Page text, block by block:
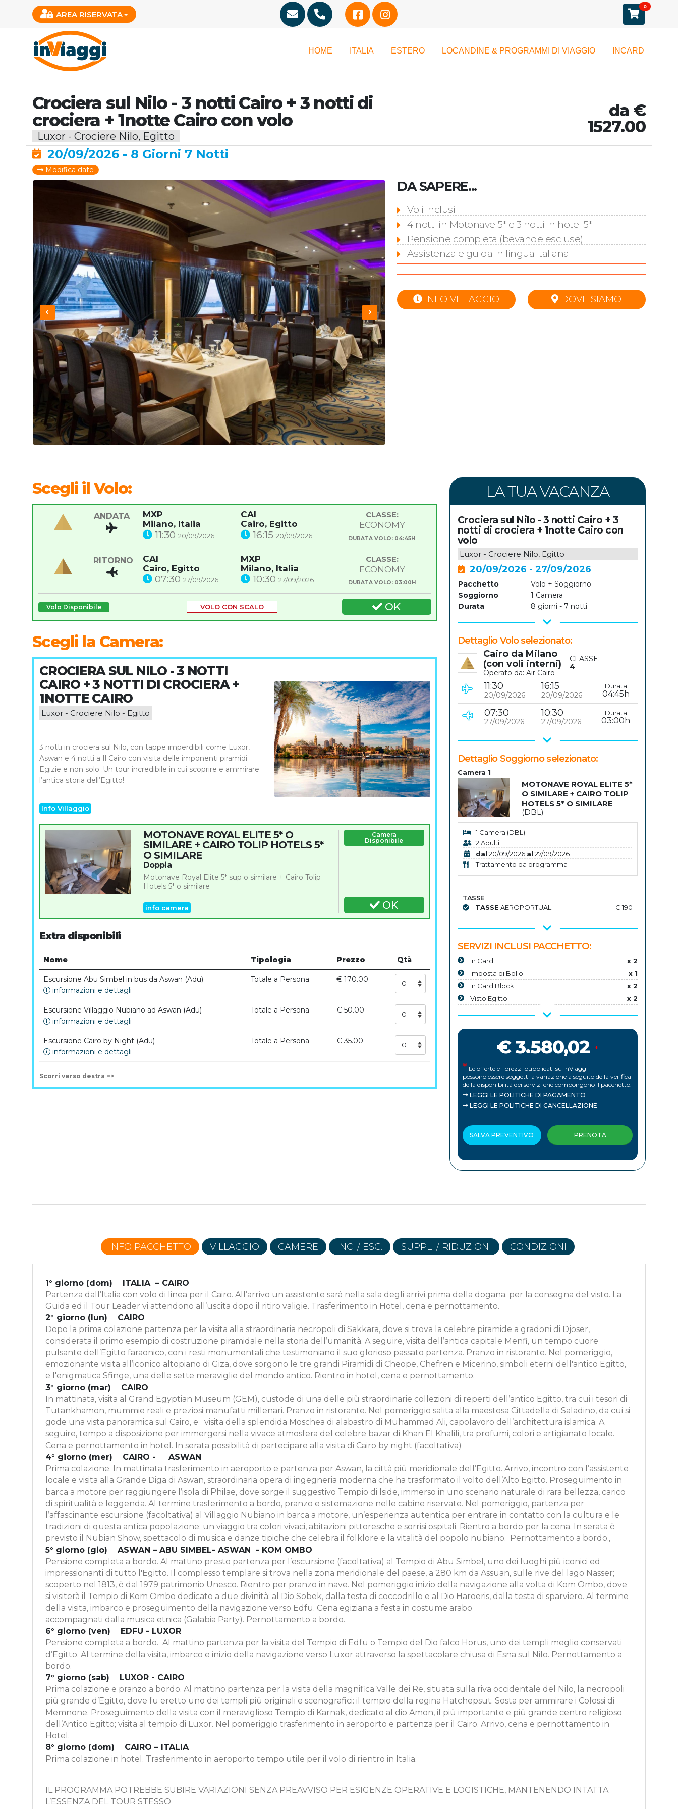
AREA RISERVATA
0
HOME ITALIA ESTERO LOCANDINE & PROGRAMMI DI VIAGGIO INCARD
Crociera sul Nilo - 3 notti Cairo + 3 notti di
crociera + 1notte Cairo con volo
Luxor - Crociere Nilo, Egitto
da €
1527.00
20/09/2026 - 8 Giorni 7 Notti
Modifica date
DA SAPERE...
Voli inclusi
4 notti in Motonave 5* e 3 notti in hotel 5*
Pensione completa (bevande escluse)
Assistenza e guida in lingua italiana
INFO VILLAGGIO DOVE SIAMO
Scegli il Volo:
ANDATA
MXP
Milano, Italia
11:30 20/09/2026
CAI
Cairo, Egitto
16:1520/09/2026
CLASSE:
ECONOMY
DURATA VOLO: 04:45H
RITORNO
CAI
Cairo, Egitto
07:30 27/09/2026
MXP
Milano, Italia
10:3027/09/2026
CLASSE:
ECONOMY
DURATA VOLO: 03:00H
Volo Disponibile VOLO CON SCALO OK
Scegli la Camera:
CROCIERA SUL NILO - 3 NOTTI
CAIRO + 3 NOTTI DI CROCIERA +
1NOTTE CAIRO
Luxor - Crociere Nilo - Egitto
3 notti in crociera sul Nilo, con tappe imperdibili come Luxor,
Aswan e 4 notti a Il Cairo con visita delle imponenti piramidi
Egizie e non solo .Un tour incredibile in cui scoprire e ammirare
l’antica storia dell’Egitto!
Info Villaggio
MOTONAVE ROYAL ELITE 5* O
SIMILARE + CAIRO TOLIP HOTELS 5*
O SIMILARE
Doppia
Motonave Royal Elite 5* sup o similare + Cairo Tolip
Hotels 5* o similare
info camera
Camera
Disponibile
OK
Extra disponibili
Nome Tipologia Prezzo Qtà
Escursione Abu Simbel in bus da Aswan (Adu)
informazioni e dettagli
Totale a Persona € 170.00
Escursione Villaggio Nubiano ad Aswan (Adu)
informazioni e dettagli
Totale a Persona € 50.00
Escursione Cairo by Night (Adu)
informazioni e dettagli
Totale a Persona € 35.00
Scorri verso destra =>
LA TUA VACANZA
Crociera sul Nilo - 3 notti Cairo + 3
notti di crociera + 1notte Cairo con
volo
Luxor - Crociere Nilo, Egitto
20/09/2026 - 27/09/2026
Pacchetto
Volo + Soggiorno
Soggiorno
1 Camera
Durata
8 giorni - 7 notti
Dettaglio Volo selezionato:
Cairo da Milano
(con voli interni)
Operato da: Air Cairo
CLASSE:
4
11:30
20/09/2026
16:15
20/09/2026
Durata
04:45h
07:30
27/09/2026
10:30
27/09/2026
Durata
03:00h
Dettaglio Soggiorno selezionato:
Camera 1
MOTONAVE ROYAL ELITE 5*
O SIMILARE + CAIRO TOLIP
HOTELS 5* O SIMILARE
(DBL)
1 Camera (DBL)
2 Adulti
dal 20/09/2026 al 27/09/2026
Trattamento da programma
TASSE
TASSE AEROPORTUALI € 190
SERVIZI INCLUSI PACCHETTO:
In Card
x 2
Imposta di Bollo
x 1
In Card Block
x 2
Visto Egitto
x 2
€ 3.580,02 *
* Le offerte e i prezzi pubblicati su InViaggi
possono essere soggetti a variazione a seguito della verifica
della disponibilità dei servizi che compongono il pacchetto.
LEGGI LE POLITICHE DI PAGAMENTO
LEGGI LE POLITICHE DI CANCELLAZIONE
SALVA PREVENTIVO PRENOTA
INFO PACCHETTO VILLAGGIO CAMERE INC. / ESC. SUPPL. / RIDUZIONI CONDIZIONI
1° giorno (dom) ITALIA – CAIRO
Partenza dall’Italia con volo di linea per il Cairo. All’arrivo un assistente sarà nella sala degli arrivi prima della dogana. per la consegna del visto. La
Guida ed il Tour Leader vi attendono all’uscita dopo il ritiro valigie. Trasferimento in Hotel, cena e pernottamento.
2° giorno (lun) CAIRO
Dopo la prima colazione partenza per la visita alla straordinaria necropoli di Sakkara, dove si trova la celebre piramide a gradoni di Djoser,
considerata il primo esempio di costruzione piramidale nella storia dell’umanità. A seguire, visita dell’antica capitale Menfi, un tempo cuore
pulsante dell’Egitto faraonico, con i resti monumentali che testimoniano il suo glorioso passato partenza. Pranzo in ristorante. Nel pomeriggio,
emozionante visita all’iconico altopiano di Giza, dove sorgono le tre grandi Piramidi di Cheope, Chefren e Micerino, simboli eterni dell'antico Egitto,
e l'enigmatica Sfinge, una delle sette meraviglie del mondo antico. Rientro in hotel, cena e pernottamento.
3° giorno (mar) CAIRO
In mattinata, visita al Grand Egyptian Museum (GEM), custode di una delle più straordinarie collezioni di reperti dell’antico Egitto, tra cui i tesori di
Tutankhamon, mummie reali e preziosi manufatti millenari. Pranzo in ristorante. Nel pomeriggio salita alla maestosa Cittadella di Saladino, da cui si
gode una vista panoramica sul Cairo, e visita della splendida Moschea di alabastro di Muhammad Ali, capolavoro dell’architettura islamica. A
seguire, tempo a disposizione per immergersi nella vivace atmosfera del celebre bazar di Khan El Khalili, tra profumi, colori e artigianato locale.
Cena e pernottamento in hotel. In serata possibilità di partecipare alla visita di Cairo by night (facoltativa)
4° giorno (mer) CAIRO - ASWAN
Prima colazione. In mattinata trasferimento in aeroporto e partenza per Aswan, la città più meridionale dell’Egitto. Arrivo, incontro con l’assistente
locale e visita alla Grande Diga di Aswan, straordinaria opera di ingegneria moderna che ha trasformato il volto dell’Alto Egitto. Proseguimento in
barca a motore per raggiungere l’isola di Philae, dove sorge il suggestivo Tempio di Iside, immerso in uno scenario naturale di rara bellezza, carico
di spiritualità e leggenda. Al termine trasferimento a bordo, pranzo e sistemazione nelle cabine riservate. Nel pomeriggio, partenza per
l’affascinante escursione (facoltativa) al Villaggio Nubiano in barca a motore, un’esperienza autentica per entrare in contatto con la cultura e le
tradizioni di questa antica popolazione: un viaggio tra colori vivaci, abitazioni pittoresche e sorrisi ospitali. Rientro a bordo per la cena. In serata è
previsto il Nubian Show, spettacolo di musica e danze tipiche che celebra il folklore e la vitalità del popolo nubiano. Pernottamento a bordo.,
5° giorno (gio) ASWAN – ABU SIMBEL- ASWAN - KOM OMBO
Pensione completa a bordo. Al mattino presto partenza per l’escursione (facoltativa) al Tempio di Abu Simbel, uno dei luoghi più iconici ed
impressionanti di tutto l'Egitto. Il complesso templare si trova nella zona meridionale del paese, a 280 km da Assuan, sulle rive del lago Nasser;
scoperto nel 1813, è dal 1979 patrimonio Unesco. Rientro per pranzo in nave. Nel pomeriggio inizio della navigazione alla volta di Kom Ombo, dove
si visiterà il Tempio di Kom Ombo dedicato a due divinità: al Dio Sobek, dalla testa di coccodrillo e al Dio Haroeris, dalla testa di sparviero. Al termine
della visita, imbarco e proseguimento della navigazione verso Edfu. Cena egiziana a festa in costume arabo
accompagnati dalla musica etnica (Galabia Party). Pernottamento a bordo.
6° giorno (ven) EDFU - LUXOR
Pensione completa a bordo. Al mattino partenza per la visita del Tempio di Edfu o Tempio del Dio falco Horus, uno dei templi meglio conservati
d’Egitto. Al termine della visita, imbarco e inizio della navigazione verso Luxor attraverso la spettacolare chiusa di Esna sul Nilo. Pernottamento a
bordo.
7° giorno (sab) LUXOR - CAIRO
Prima colazione e pranzo a bordo. Al mattino partenza per la visita della magnifica Valle dei Re, situata sulla riva occidentale del Nilo, la necropoli
più grande d’Egitto, dove fu eretto uno dei templi più originali e scenografici: il tempio della regina Hatchepsut. Sosta per ammirare i Colossi di
Memnone. Proseguimento della visita con il meraviglioso Tempio di Karnak, dedicato al dio Amon, il più importante e più grande centro religioso
dell’Antico Egitto; visita al tempio di Luxor. Nel pomeriggio trasferimento in aeroporto e partenza per il Cairo. Arrivo, cena e pernottamento in
Hotel.
8° giorno (dom) CAIRO – ITALIA
Prima colazione in hotel. Trasferimento in aeroporto tempo utile per il volo di rientro in Italia.
IL PROGRAMMA POTREBBE SUBIRE VARIAZIONI SENZA PREAVVISO PER ESIGENZE OPERATIVE E LOGISTICHE, MANTENENDO INTATTA
L’ESSENZA DEL TOUR STESSO